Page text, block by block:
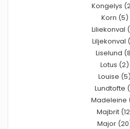
Kongelys
Korn (5)
Liliekonval
Liljekonval
Liselund
Lotus (2)
Louise (5)
Lundtofte
Madeleine
Majbrit
Major